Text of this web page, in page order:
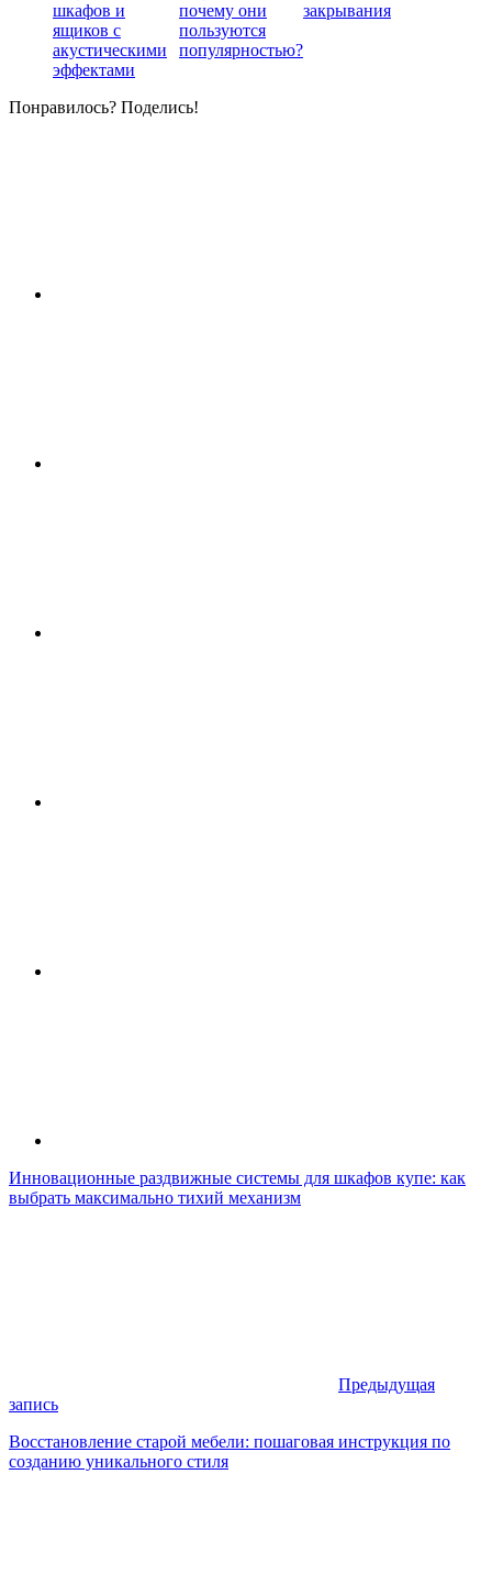
шкафов и
ящиков с
акустическими
эффектами
почему они
пользуются
популярностью?
закрывания
Понравилось? Поделись!
Инновационные раздвижные системы для шкафов купе: как
выбрать максимально тихий механизм
Предыдущая
запись
Восстановление старой мебели: пошаговая инструкция по
созданию уникального стиля